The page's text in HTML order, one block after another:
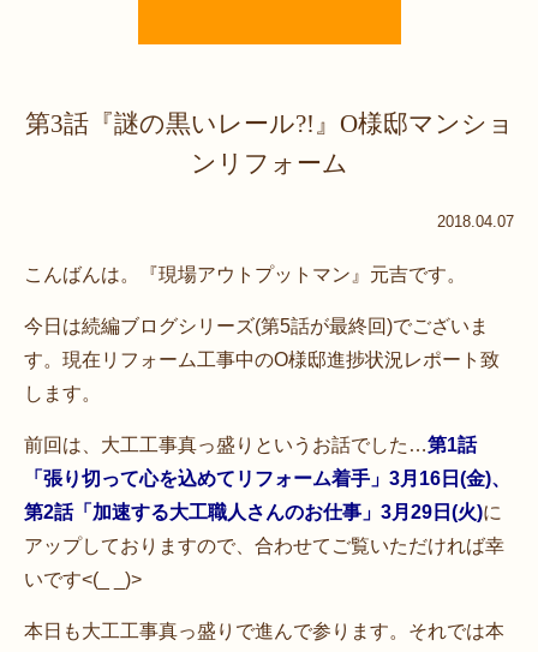
第3話『謎の黒いレール?!』O様邸マンショ
ンリフォーム
2018.04.07
こんばんは。『現場アウトプットマン』元吉です。
今日は続編ブログシリーズ(第5話が最終回)でございま
す。現在リフォーム工事中のO様邸進捗状況レポート致
します。
前回は、大工工事真っ盛りというお話でした…第1話
「張り切って心を込めてリフォーム着手」3月16日(金)、
第2話「加速する大工職人さんのお仕事」3月29日(火)に
アップしておりますので、合わせてご覧いただければ幸
いです<(_ _)>
本日も大工工事真っ盛りで進んで参ります。それでは本